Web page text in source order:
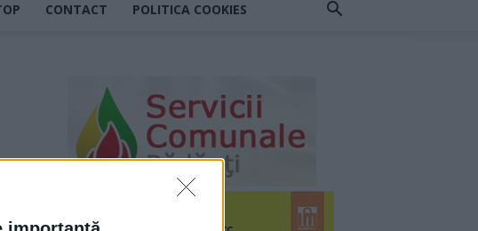
CONTACT POLITICA COOKIES